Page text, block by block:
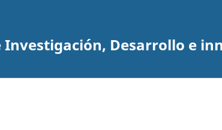
Desarrollo e